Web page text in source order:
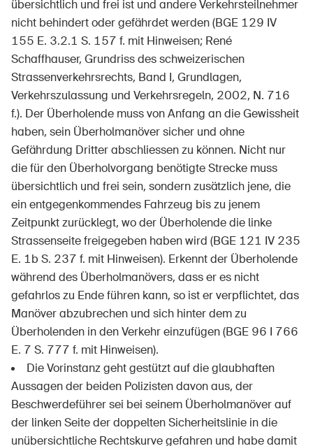
übersichtlich und frei ist und andere Verkehrsteilnehmer
nicht behindert oder gefährdet werden (BGE 129 IV
155 E. 3.2.1 S. 157 f. mit Hinweisen; René
Schaffhauser, Grundriss des schweizerischen
Strassenverkehrsrechts, Band I, Grundlagen,
Verkehrszulassung und Verkehrsregeln, 2002, N. 716
f.). Der Überholende muss von Anfang an die Gewissheit
haben, sein Überholmanöver sicher und ohne
Gefährdung Dritter abschliessen zu können. Nicht nur
die für den Überholvorgang benötigte Strecke muss
übersichtlich und frei sein, sondern zusätzlich jene, die
ein entgegenkommendes Fahrzeug bis zu jenem
Zeitpunkt zurücklegt, wo der Überholende die linke
Strassenseite freigegeben haben wird (BGE 121 IV 235
E. 1b S. 237 f. mit Hinweisen). Erkennt der Überholende
während des Überholmanövers, dass er es nicht
gefahrlos zu Ende führen kann, so ist er verpflichtet, das
Manöver abzubrechen und sich hinter dem zu
Überholenden in den Verkehr einzufügen (BGE 96 I 766
E. 7 S. 777 f. mit Hinweisen).
Die Vorinstanz geht gestützt auf die glaubhaften
Aussagen der beiden Polizisten davon aus, der
Beschwerdeführer sei bei seinem Überholmanöver auf
der linken Seite der doppelten Sicherheitslinie in die
unübersichtliche Rechtskurve gefahren und habe damit